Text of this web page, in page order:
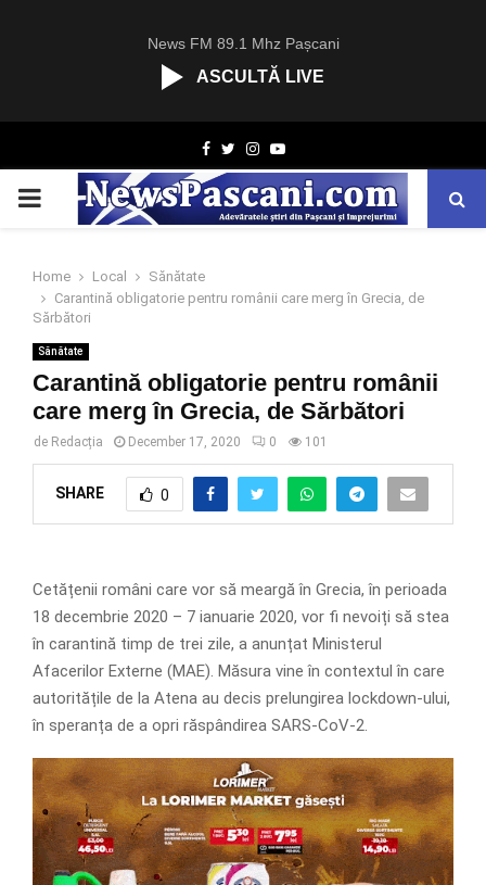
News FM 89.1 Mhz Pașcani
ASCULTĂ LIVE
Facebook
TwitterInstagram
Youtube
PRIMARY
Home Local
Sănătate
Carantină obligatorie pentru românii care merg în Grecia, de
Sărbători
Sănătate
Carantină obligatorie pentru românii
care merg în Grecia, de Sărbători
de Redacția December 17, 2020 0 101
SHARE 0
Cetățenii români care vor să meargă în Grecia, în perioada
18 decembrie 2020 – 7 ianuarie 2020, vor fi nevoiți să stea
în carantină timp de trei zile, a anunțat Ministerul
Afacerilor Externe (MAE). Măsura vine în contextul în care
autoritățile de la Atena au decis prelungirea lockdown-ului,
în speranța de a opri răspândirea SARS-CoV-2.